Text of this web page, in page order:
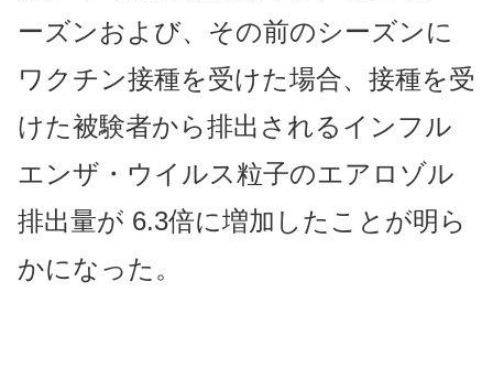
ーズンおよび、その前のシーズンに
ワクチン接種を受けた場合、接種を受
けた被験者から排出されるインフル
エンザ・ウイルス粒子のエアロゾル
排出量が 6.3倍に増加したことが明ら
かになった。